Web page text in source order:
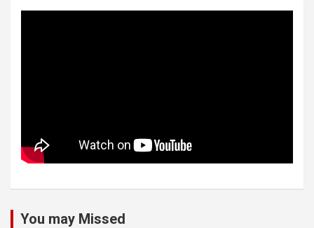
You may Missed